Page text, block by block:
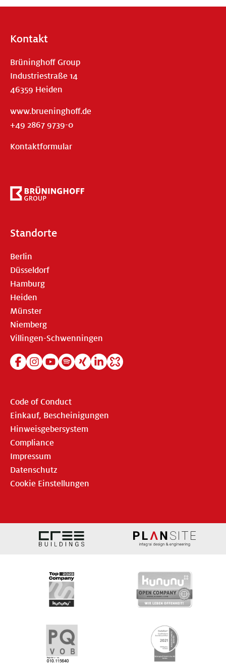
Kontakt
Brüninghoff Group
Industriestraße 14
46359 Heiden
www.brueninghoff.de
+49 2867 9739-0
Kontaktformular
Standorte
Berlin
Düsseldorf
Hamburg
Heiden
Münster
Niemberg
Villingen-Schwenningen
Code of Conduct
Einkauf, Bescheinigungen
Hinweisgebersystem
Compliance
Impressum
Datenschutz
Cookie Einstellungen